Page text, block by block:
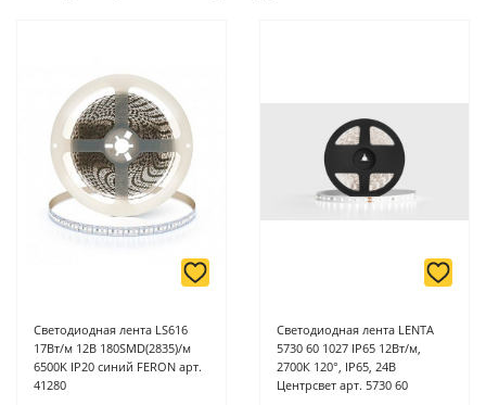
Для юридических лиц: переводом на расчетный счет при
онлайн оплате заказа на сайте.
Подробнее о способах оплаты можно узнать здесь - "Оплата"
Светодиодная лента LS616
17Вт/м 12В 180SMD(2835)/м
6500K IP20 синий FERON арт.
41280
Светодиодная лента LENTA
5730 60 1027 IP65 12Вт/м,
2700К 120°, IP65, 24В
Центрсвет арт. 5730 60